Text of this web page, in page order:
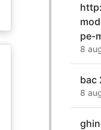
pe-
8
bac
8